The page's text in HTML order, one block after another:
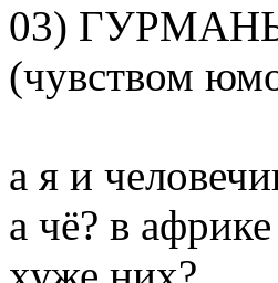
03)
(чувством
а я и
а чё? в